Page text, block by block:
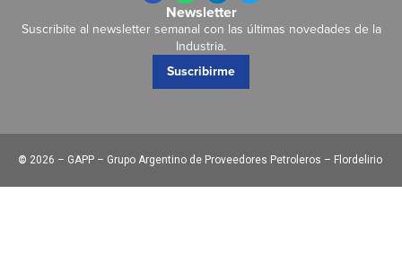
Newsletter
Suscribite al newsletter semanal con las últimas novedades de la
Industria.
Suscribirme
© 2026 – GAPP – Grupo Argentino de Proveedores Petroleros – Flordelirio